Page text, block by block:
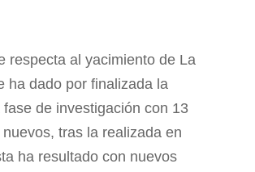
respecta al yacimiento de La
ha dado por finalizada la
fase de investigación con 13
tras la realizada en
ha resultado con nuevos